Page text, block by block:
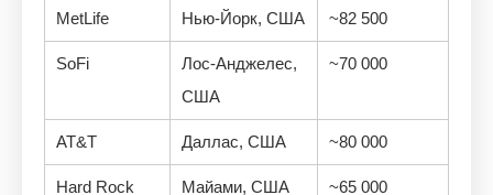
MetLife Нью-Йорк, США ~82 500
SoFi
Лос-Анджелес,
США
~70 000
AT&T Даллас, США ~80 000
Hard Rock Майами, США ~65 000